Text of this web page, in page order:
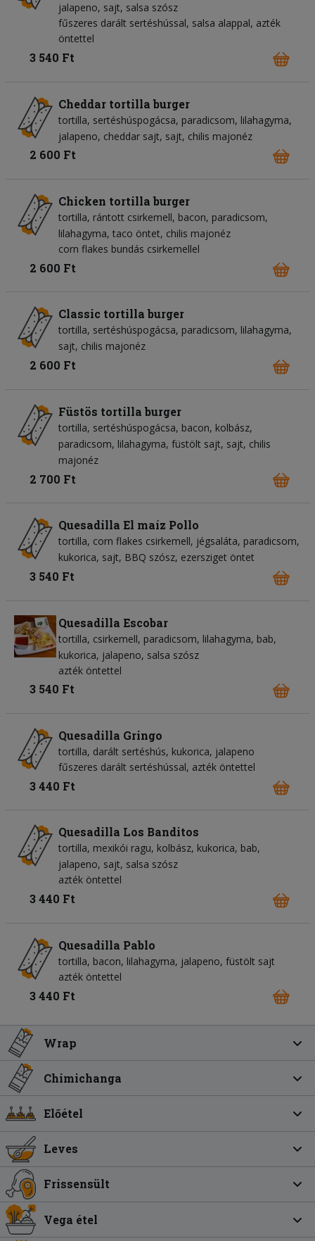
jalapeno sajt salsa szósz
fűszeres darált sertéshússal, salsa alappal, azték
öntettel
3 540 Ft
Cheddar tortilla burger
tortilla sertéshúspogácsa paradicsom lilahagyma
jalapeno cheddar sajt sajt chilis majonéz
2 600 Ft
Chicken tortilla burger
tortilla rántott csirkemell bacon paradicsom
lilahagyma taco öntet chilis majonéz
corn flakes bundás csirkemellel
2 600 Ft
Classic tortilla burger
tortilla sertéshúspogácsa paradicsom lilahagyma
sajt chilis majonéz
2 600 Ft
Füstös tortilla burger
tortilla sertéshúspogácsa bacon kolbász
paradicsom lilahagyma füstölt sajt sajt chilis
majonéz
2 700 Ft
Quesadilla El maíz Pollo
tortilla corn flakes csirkemell jégsaláta paradicsom
kukorica sajt BBQ szósz ezersziget öntet
3 540 Ft
Quesadilla Escobar
tortilla csirkemell paradicsom lilahagyma bab
kukorica jalapeno salsa szósz
azték öntettel
3 540 Ft
Quesadilla Gringo
tortilla darált sertéshús kukorica jalapeno
fűszeres darált sertéshússal, azték öntettel
3 440 Ft
Quesadilla Los Banditos
tortilla mexikói ragu kolbász kukorica bab
jalapeno sajt salsa szósz
azték öntettel
3 440 Ft
Quesadilla Pablo
tortilla bacon lilahagyma jalapeno füstölt sajt
azték öntettel
3 440 Ft
Wrap
Chimichanga
Előétel
Leves
Frissensült
Vega étel